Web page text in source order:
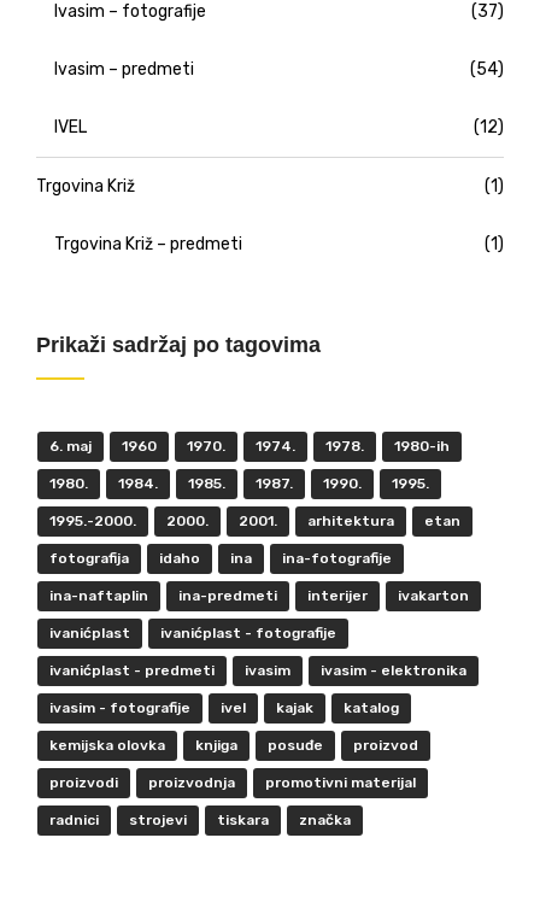
Ivasim – fotografije (37)
Ivasim – predmeti (54)
IVEL (12)
Trgovina Križ (1)
Trgovina Križ – predmeti (1)
Prikaži sadržaj po tagovima
6. maj 1960 1970. 1974. 1978. 1980-ih
1980. 1984. 1985. 1987. 1990. 1995.
1995.-2000. 2000. 2001. arhitektura etan
fotografija idaho ina ina-fotografije
ina-naftaplin ina-predmeti interijer ivakarton
ivanićplast ivanićplast - fotografije
ivanićplast - predmeti ivasim ivasim - elektronika
ivasim - fotografije ivel kajak katalog
kemijska olovka knjiga posuđe proizvod
proizvodi proizvodnja promotivni materijal
radnici strojevi tiskara značka